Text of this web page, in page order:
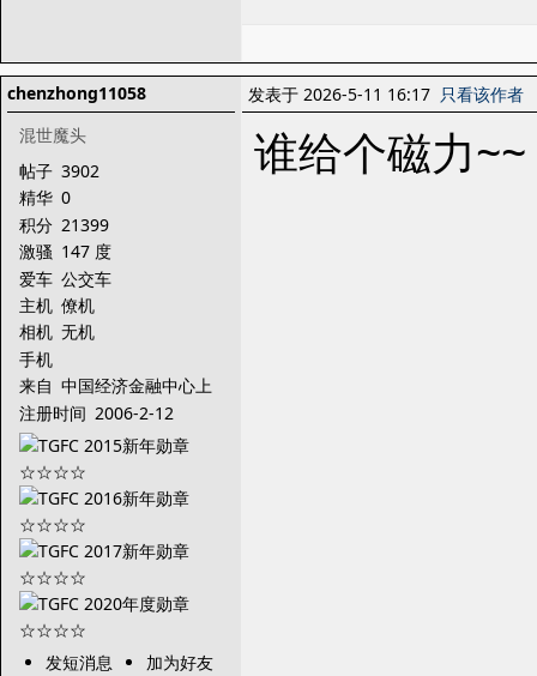
chenzhong11058
混世魔头
帖子 3902
精华 0
积分 21399
激骚 147 度
爱车 公交车
主机 僚机
相机 无机
手机
来自 中国经济金融中心上
海~~
注册时间 2006-2-12
发短消息
加为好友
发表于 2026-5-11 16:17 只看该作者
谁给个磁力